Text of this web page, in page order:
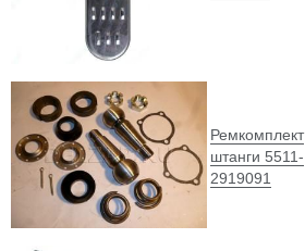
Ремкомплект
штанги 5511-
2919091